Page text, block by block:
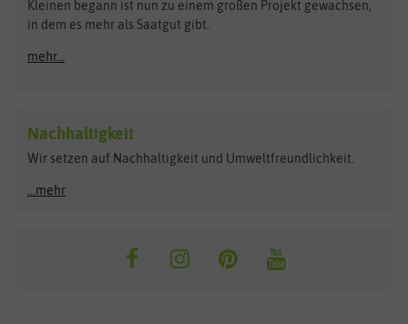
Anzucht & Gartenzubehör
Anzuchtschalen
Heizmatte & Heizkabel
Kokos-Quelltabletten
Zimmergewächshaus
Bûten Birds
Carl Pabst
Flora Elite
Florissa
Flortis
Franchi Sementi
Hortitops
JUB Holland
Kleinen begann ist nun zu einem großen Projekt gewachsen,
in dem es mehr als Saatgut gibt.
mehr...
Nachhaltigkeit
Wir setzen auf Nachhaltigkeit und Umweltfreundlichkeit.
...mehr